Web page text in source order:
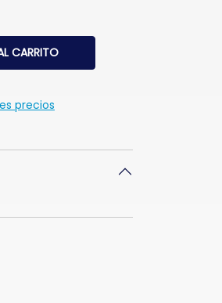
cantidad
CARRITO
precios